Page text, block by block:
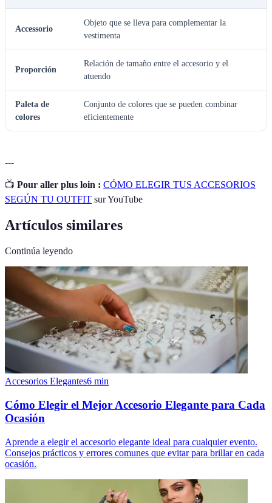
Accessorio
Objeto que se lleva para complementar la
vestimenta
Proporción
Relación de tamaño entre el accesorio y el
atuendo
Paleta de
colores
Conjunto de colores que se pueden combinar
eficientemente
---
📺 Pour aller plus loin : CÓMO ELEGIR TUS ACCESORIOS
SEGÚN TU OUTFIT sur YouTube
Artículos similares
Continúa leyendo
Accesorios Elegantes6 min
Cómo Elegir el Mejor Accesorio Elegante para Cada
Ocasión
Aprende a elegir el accesorio elegante ideal para cualquier evento.
Consejos prácticos y errores comunes que evitar para brillar en cada
ocasión.